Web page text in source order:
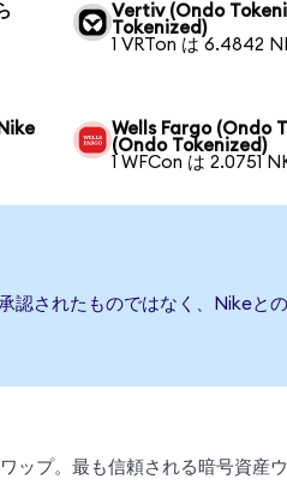
Vertiv (Ondo
Tokenized)
1 VRTon は 6.4842
Wells Fargo (Ondo
(Ondo Tokenized)
1 WFCon は 2.0751
認されたものではなく、Nikeと
プ。最も信頼される暗号資産ウ